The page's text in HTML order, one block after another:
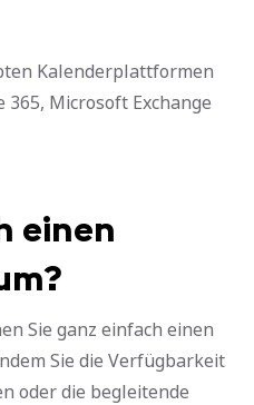
Kalenderplattformen
365, Microsoft Exchange
einen
Sie ganz einfach einen
Sie die Verfügbarkeit
oder die begleitende